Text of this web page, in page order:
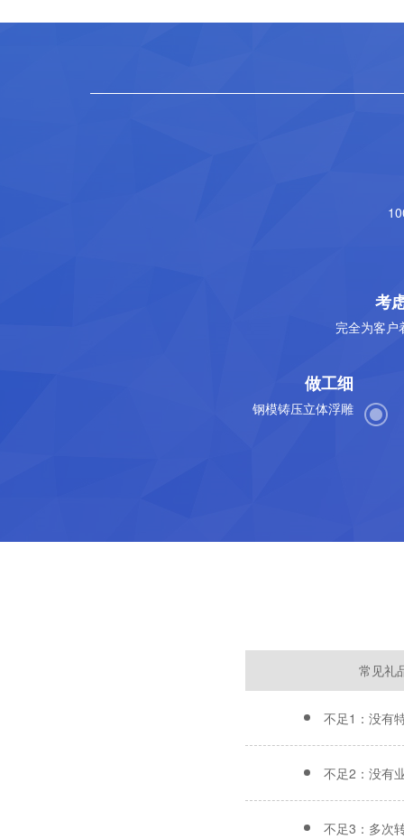
考
完全为客户
做工细
钢模铸压立体浮雕
常见礼
不足1：没有
不足2：没有
不足3：多次